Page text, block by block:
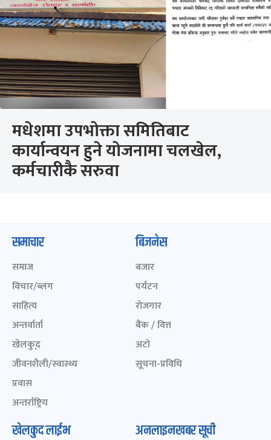
मधेशमा उपभोक्ता समितिबाट
कार्यान्वयन हुने योजनामा चलखेल,
कर्मचारीकै सरुवा
समाचार
समाज
विचार/ब्लग
साहित्य
अन्तर्वार्ता
खेलकुद़़
जीवनशैली/स्वास्थ्य
प्रवास
अन्तर्राष्ट्रिय
बिजनेस
बजार
पर्यटन
रोजगार
बैंक / वित्त
अटो
सूचना-प्रविधि
खेलकुद लाईभ अनलाइनखबर सूची